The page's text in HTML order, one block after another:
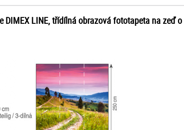
LINE, třídílná obrazová fototapeta na zeď